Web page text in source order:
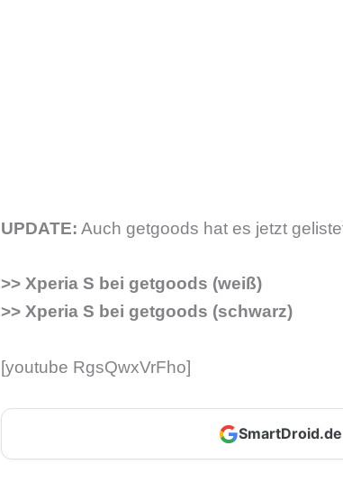
UPDATE: Auch getgoods hat es jetzt
>> Xperia S bei getgoods (weiß)
>> Xperia S bei getgoods (schwarz)
[youtube RgsQwxVrFho]
SmartDroid.de